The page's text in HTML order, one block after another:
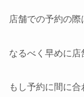
店舗での予約の際
なるべく早めに店
もし予約に間に